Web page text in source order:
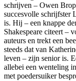
schrijven – Owen
succesvolle schrijfster
is. Hij – een knappe
Shakespeare citeert –
auteurs en trekt een
steeds dat van
leven – zijn senior is.
allebei een wenteling
met poedersuiker